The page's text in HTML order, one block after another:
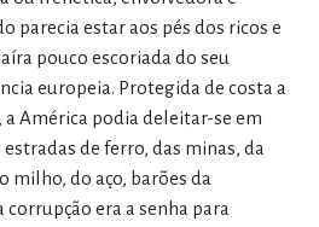
parecia estar aos pés dos ricos e
pouco escoriada do seu
europeia. Protegida de costa a
América podia deleitar-se em
de ferro, das minas, da
milho, do aço, barões da
era a senha para